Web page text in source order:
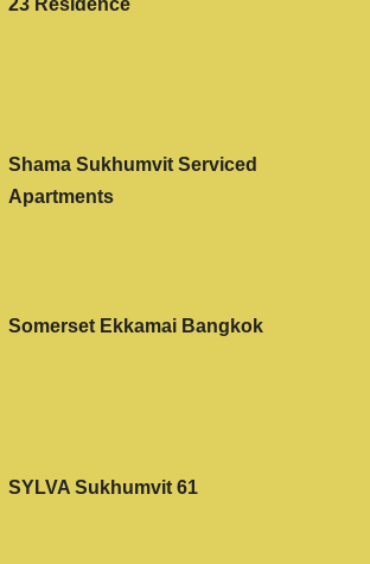
Shama Sukhumvit Serviced
Apartments
Somerset Ekkamai Bangkok
SYLVA Sukhumvit 61